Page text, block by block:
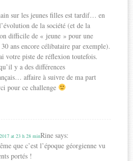
sur les jeunes filles est tardif… en
de la société (et de la
difficile de « jeune » pour une
ans encore célibataire par exemple).
votre piste de réflexion toutefois.
y a des différences
affaire à suivre de ma part
pour ce challenge
Rine says:
at 23 h 28 min
que c’est l’époque géorgienne vu
portés !